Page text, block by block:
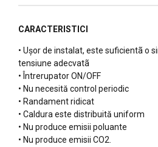
CARACTERISTICI
• Ușor de instalat, este suficientã o
tensiune adecvatã
• Întrerupator ON/OFF
• Nu necesită control periodic
• Randament ridicat
• Caldura este distribuită uniform
• Nu produce emisii poluante
• Nu produce emisii CO2.